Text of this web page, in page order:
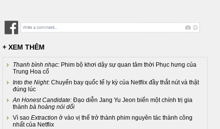
+ XEM THÊM
Thanh bình nhạc: Phim bộ khơi dậy sự quan tâm thời Phục hưng của
Trung Hoa cổ
Into the Night: Chuyến bay quốc tế ly kỳ của Netflix đầy thắt nút và thật
đúng lúc
An Honest Candidate: Đạo diễn Jang Yu Jeon biến một chính trị gia
thành bà hoàng nói dối
Vì sao Extraction ở vào vị thế trở thành phim nguyên tác thành công
nhất của Netflix